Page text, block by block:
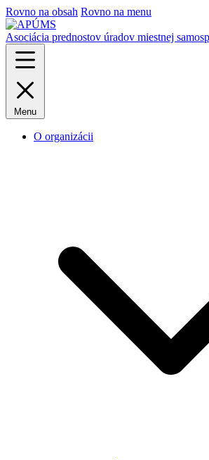
Rovno na obsah Rovno na menu
Asociácia prednostov úradov miestnej
Menu
O organizácii